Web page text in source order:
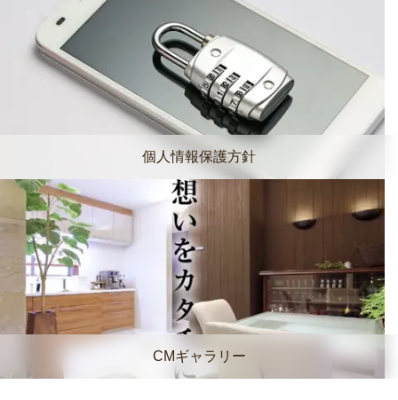
個人情報保護方針
CMギャラリー